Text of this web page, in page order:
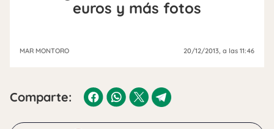
euros y más fotos
MAR MONTORO 20/12/2013, a las 11:46
Comparte: